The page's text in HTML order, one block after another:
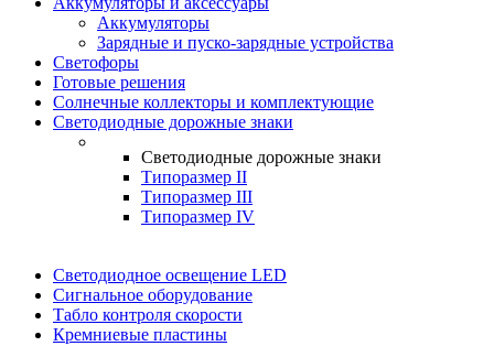
Аккумуляторы
Зарядные и пуско-зарядные устройства
Светофоры
Готовые решения
Солнечные коллекторы и комплектующие
Светодиодные дорожные знаки
Светодиодные дорожные знаки
Типоразмер II
Типоразмер III
Типоразмер IV
Светодиодное освещение LED
Сигнальное оборудование
Табло контроля скорости
Кремниевые пластины